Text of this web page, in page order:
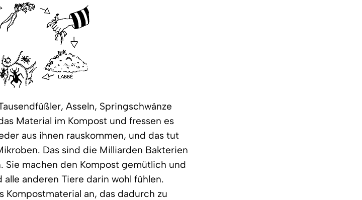
Asseln, Springschwänze
Material im Kompost und fressen es
aus ihnen rauskommen, und das tut
Das sind die Milliarden Bakterien
Sie machen den Kompost gemütlich und
anderen Tiere darin wohl fühlen.
an, das dadurch zu